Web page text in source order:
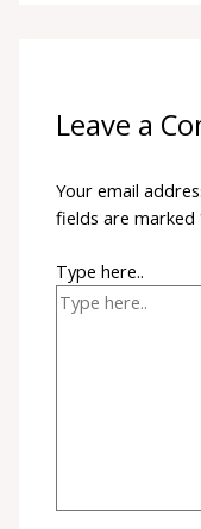
Leave a
Your email
fields are marked
Type here..